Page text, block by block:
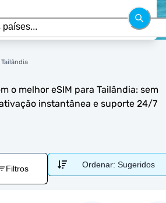
o melhor eSIM para Tailândia: sem
instantânea e suporte 24/7
Filtros Ordenar: Sugeridos